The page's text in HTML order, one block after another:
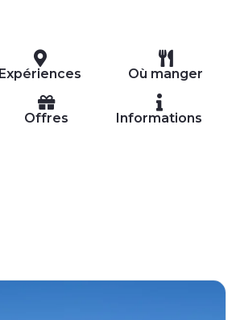
Expériences Où manger
Offres Informations